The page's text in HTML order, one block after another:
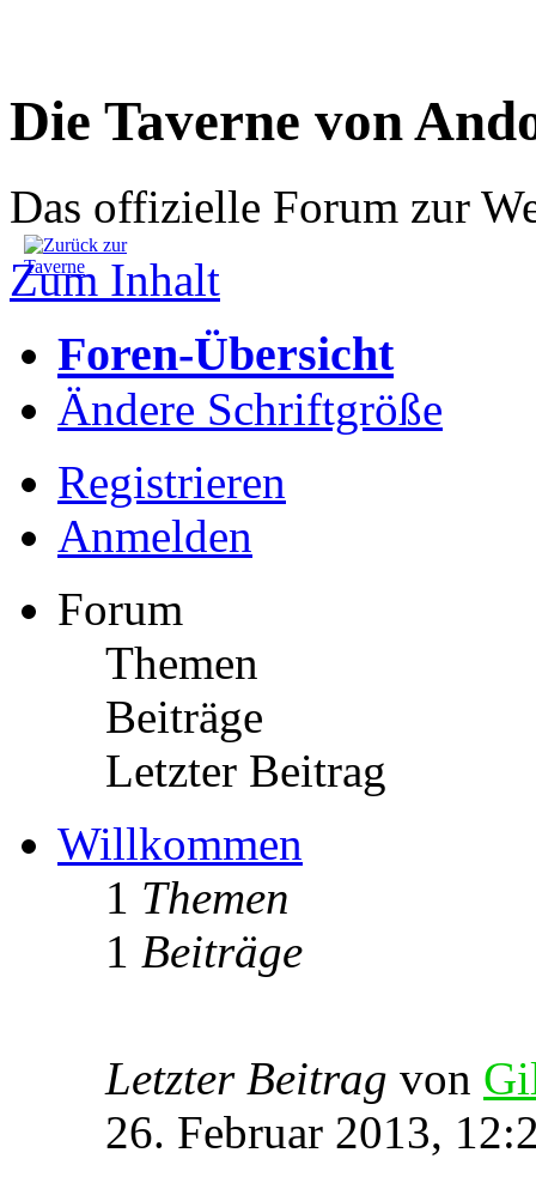
Die Taverne von
Das offizielle Forum zur
Zum Inhalt
Foren-Übersicht
Ändere Schriftgröße
Registrieren
Anmelden
Forum
Themen
Beiträge
Letzter Beitrag
Willkommen
1 Themen
1 Beiträge
Letzter Beitrag von
26. Februar 2013,